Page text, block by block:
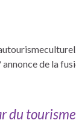
de la
du